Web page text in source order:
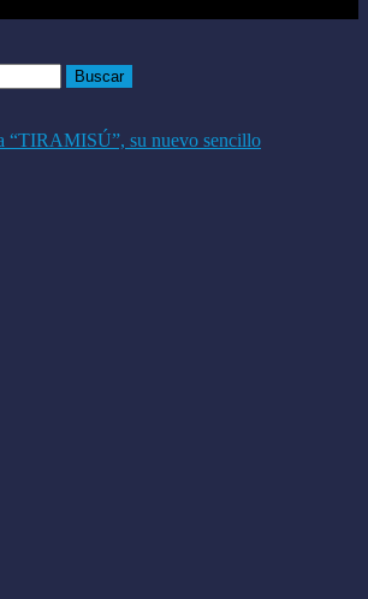
Buscar
“TIRAMISÚ”, su nuevo sencillo